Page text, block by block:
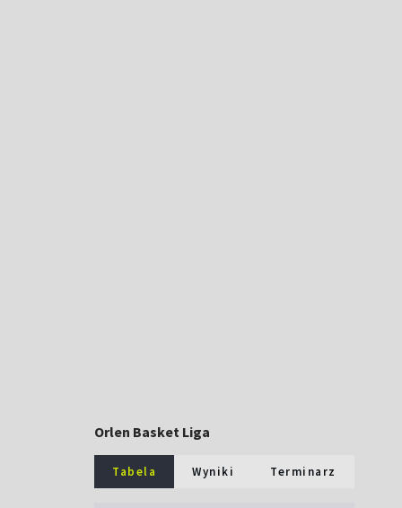
Orlen Basket Liga
Tabela Wyniki Terminarz